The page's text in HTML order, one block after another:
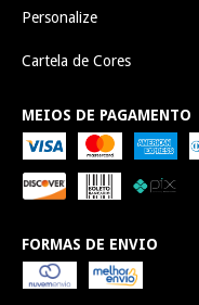
Personalize
Cartela de Cores
MEIOS DE PAGAMENTO
FORMAS DE ENVIO